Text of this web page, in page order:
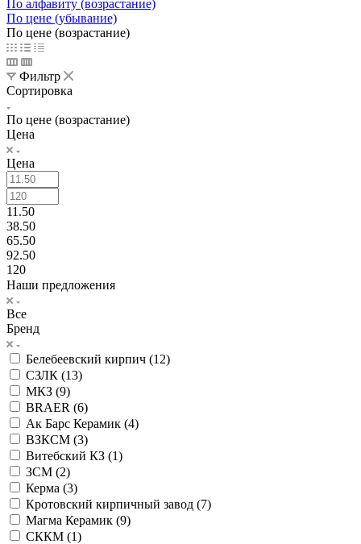
По алфавиту (возрастание)
По цене (убывание)
По цене (возрастание)
Фильтр
Сортировка
По цене (возрастание)
Цена
Цена
11.50
38.50
65.50
92.50
120
Наши предложения
Все
Бренд
Белебеевский кирпич (12)
СЗЛК (13)
МКЗ (9)
BRAER (6)
Ак Барс Керамик (4)
ВЗКСМ (3)
Витебский КЗ (1)
ЗСМ (2)
Керма (3)
Кротовский кирпичный завод (7)
Магма Керамик (9)
СККМ (1)